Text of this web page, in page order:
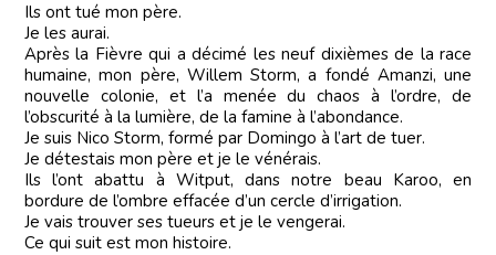
Ils ont tué mon père.
Je les aurai.
Après la Fièvre qui a décimé les neuf dixièmes de la race
humaine, mon père, Willem Storm, a fondé Amanzi, une
nouvelle colonie, et l’a menée du chaos à l’ordre, de
l’obscurité à la lumière, de la famine à l’abondance.
Je suis Nico Storm, formé par Domingo à l’art de tuer.
Je détestais mon père et je le vénérais.
Ils l’ont abattu à Witput, dans notre beau Karoo, en
bordure de l’ombre effacée d’un cercle d’irrigation.
Je vais trouver ses tueurs et je le vengerai.
Ce qui suit est mon histoire.